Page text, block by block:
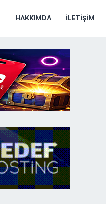
HAKKIMDA İLETIŞIM